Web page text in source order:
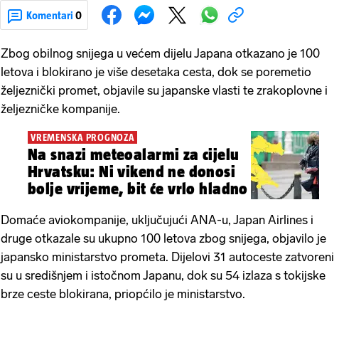
Komentari 0
Zbog obilnog snijega u većem dijelu Japana otkazano je 100
letova i blokirano je više desetaka cesta, dok se poremetio
željeznički promet, objavile su japanske vlasti te zrakoplovne i
željezničke kompanije.
VREMENSKA PROGNOZA
Na snazi meteoalarmi za cijelu
Hrvatsku: Ni vikend ne donosi
bolje vrijeme, bit će vrlo hladno
Domaće aviokompanije, uključujući ANA-u, Japan Airlines i
druge otkazale su ukupno 100 letova zbog snijega, objavilo je
japansko ministarstvo prometa. Dijelovi 31 autoceste zatvoreni
su u središnjem i istočnom Japanu, dok su 54 izlaza s tokijske
brze ceste blokirana, priopćilo je ministarstvo.